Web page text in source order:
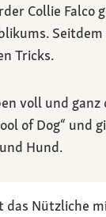
Collie Falco
Tricks.
voll und
of Dog“
Hund.
das Nützliche